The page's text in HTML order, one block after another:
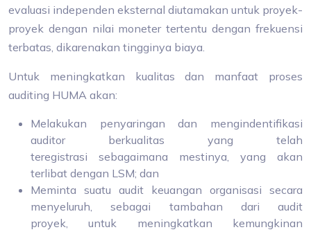
evaluasi independen eksternal diutamakan untuk proyek-
proyek dengan nilai moneter tertentu dengan frekuensi
terbatas, dikarenakan tingginya biaya.
Untuk meningkatkan kualitas dan manfaat proses
auditing HUMA akan:
Melakukan penyaringan dan mengindentifikasi
auditor berkualitas yang telah
teregistrasi sebagaimana mestinya, yang akan
terlibat dengan LSM; dan
Meminta suatu audit keuangan organisasi secara
menyeluruh, sebagai tambahan dari audit
proyek, untuk meningkatkan kemungkinan